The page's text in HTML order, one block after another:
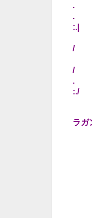
. |
.
ゞ
/
l|:
/
. ,.
}:
ラガ